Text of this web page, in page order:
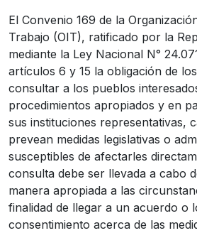
El Convenio 169 de la
Trabajo (OIT), ratificado por la
mediante la Ley Nacional N°
artículos 6 y 15 la obligación de
consultar a los pueblos
procedimientos apropiados y en
sus instituciones representativas,
prevean medidas legislativas o
susceptibles de afectarles
consulta debe ser llevada a cabo
manera apropiada a las
finalidad de llegar a un acuerdo o
consentimiento acerca de las